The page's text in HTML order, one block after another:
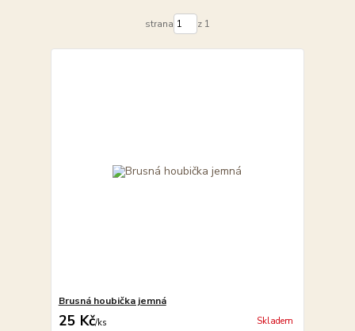
strana z 1
Brusná houbička jemná
25 Kč/ks Skladem